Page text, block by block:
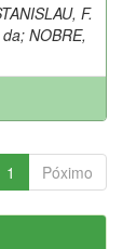
F.
da; NOBRE,
1 Póximo